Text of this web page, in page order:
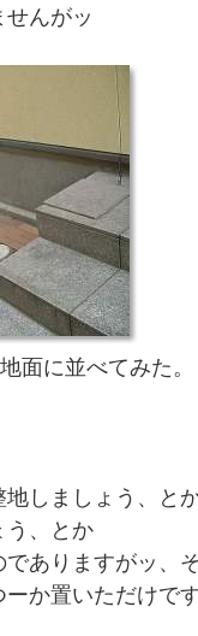
んがッ
面に並べてみた。
しましょう、と
う、とか
でありますがッ
か置いただけで